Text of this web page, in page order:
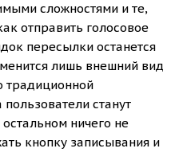
сложностями и те,
отправить голосовое
пересылки останется
лишь внешний вид
традиционной
станут
ничего не
кнопку записывания и